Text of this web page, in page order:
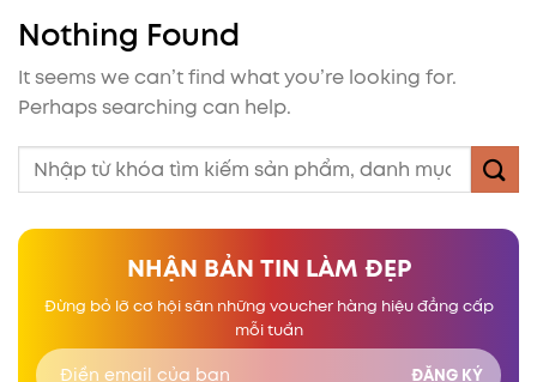
Nothing Found
It seems we can’t find what you’re looking for.
Perhaps searching can help.
NHẬN BẢN TIN LÀM ĐẸP
Đừng bỏ lỡ cơ hội săn những voucher hàng hiệu đẳng cấp
mỗi tuần